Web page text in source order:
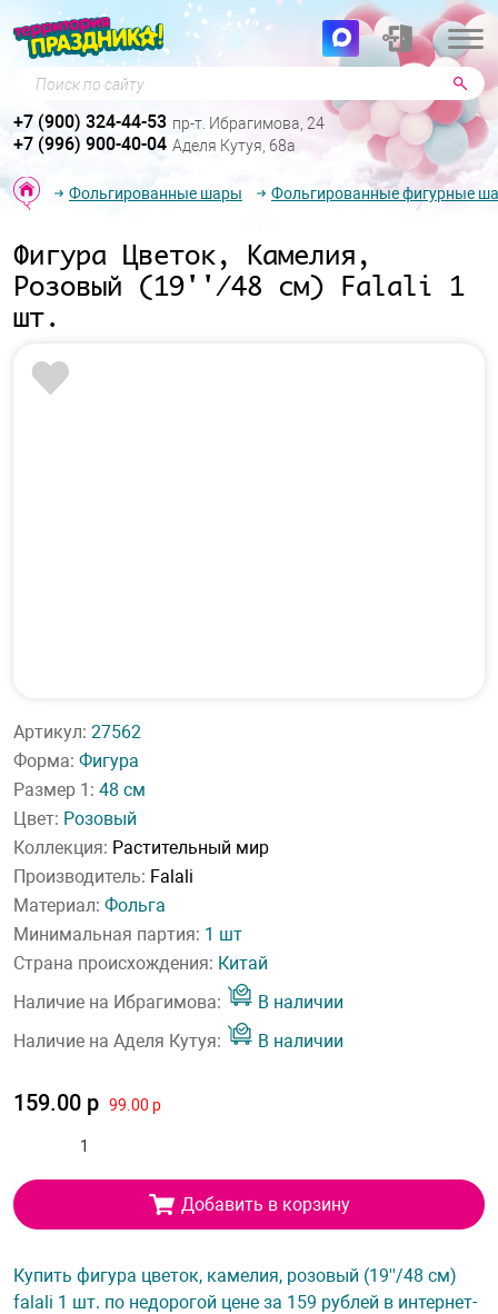
Поиск по сайту
+7 (900) 324-44-53 пр-т. Ибрагимова, 24
+7 (996) 900-40-04 Аделя Кутуя, 68а
Фольгированные шары Фольгированные фигурные
Фигура Цветок, Камелия,
Розовый (19''/48 см) Falali 1
шт.
Артикул: 27562
Форма: Фигура
Размер 1: 48 см
Цвет: Розовый
Коллекция: Растительный мир
Производитель: Falali
Материал: Фольга
Минимальная партия: 1 шт
Страна происхождения: Китай
Наличие на Ибрагимова:
В наличии
Наличие на Аделя Кутуя:
В наличии
159.00 р 99.00 р
Добавить в корзину
Купить фигура цветок, камелия, розовый (19''/48 см)
falali 1 шт. по недорогой цене за 159 рублей в интернет-